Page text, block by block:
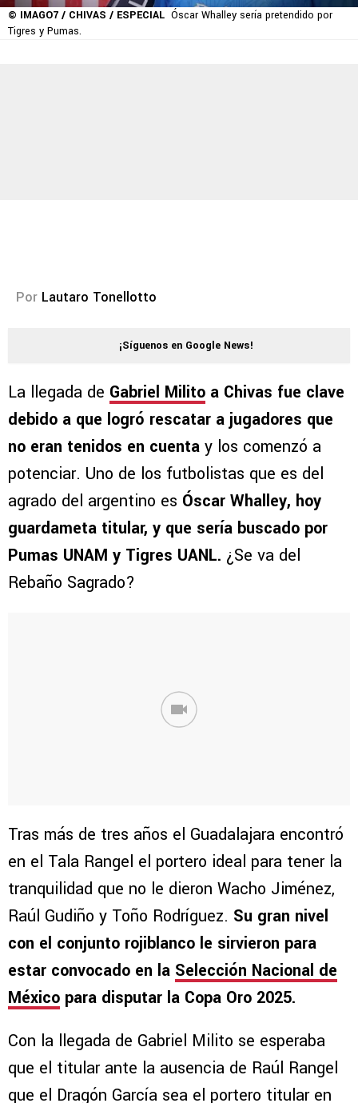
© IMAGO7 / CHIVAS / ESPECIAL Óscar Whalley sería pretendido por
Tigres y Pumas.
Por Lautaro Tonellotto
¡Síguenos en Google News!
La llegada de Gabriel Milito a Chivas fue clave
debido a que logró rescatar a jugadores que
no eran tenidos en cuenta y los comenzó a
potenciar. Uno de los futbolistas que es del
agrado del argentino es Óscar Whalley, hoy
guardameta titular, y que sería buscado por
Pumas UNAM y Tigres UANL. ¿Se va del
Rebaño Sagrado?
Tras más de tres años el Guadalajara encontró
en el Tala Rangel el portero ideal para tener la
tranquilidad que no le dieron Wacho Jiménez,
Raúl Gudiño y Toño Rodríguez. Su gran nivel
con el conjunto rojiblanco le sirvieron para
estar convocado en la Selección Nacional de
México para disputar la Copa Oro 2025.
Con la llegada de Gabriel Milito se esperaba
que el titular ante la ausencia de Raúl Rangel
que el Dragón García sea el portero titular en